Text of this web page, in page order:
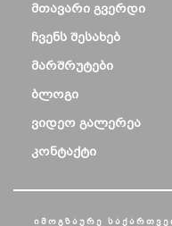
ᲛᲗᲐᲕᲐᲠᲘ ᲒᲕᲔᲠᲓᲘ
ᲩᲕᲔᲜᲡ ᲨᲔᲡᲐᲮᲔᲑ
ᲛᲐᲠᲨᲠᲣᲢᲔᲑᲘ
ᲑᲚᲝᲒᲘ
ᲕᲘᲓᲔᲝ ᲒᲐᲚᲔᲠᲔᲐ
ᲙᲝᲜᲢᲐᲥᲢᲘ
ᲘᲛᲝᲒᲖᲐᲣᲠᲔ